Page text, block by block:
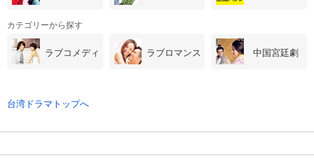
視聴年齢制限
サイト内で表示される作品の表示制限が可
能です。5段階の年齢区分から選択できま
視聴年齢制限の変更時にパスコード入力が
カテゴリーから探す
ラブコメディ ラブロマンス 中国宮廷劇
台湾ドラマトップへ